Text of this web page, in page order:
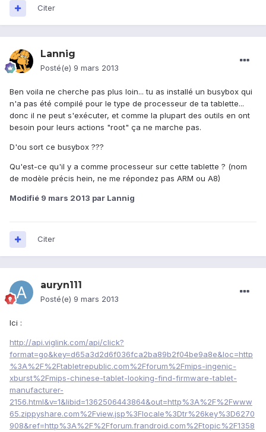
Citer
Lannig
Posté(e) 9 mars 2013
Ben voila ne cherche pas plus loin... tu as installé un busybox qui
n'a pas été compilé pour le type de processeur de ta tablette...
donc il ne peut s'exécuter, et comme la plupart des outils en ont
besoin pour leurs actions "root" ça ne marche pas.
D'ou sort ce busybox ???
Qu'est-ce qu'il y a comme processeur sur cette tablette ? (nom
de modèle précis hein, ne me répondez pas ARM ou A8)
Modifié 9 mars 2013 par Lannig
Citer
auryn111
Posté(e) 9 mars 2013
Ici :
http://api.viglink.com/api/click?
format=go&key=d65a3d2d6f036fca2ba89b2f04be9a8e&loc=http
%3A%2F%2Ftabletrepublic.com%2Fforum%2Fmips-ingenic-
xburst%2Fmips-chinese-tablet-looking-find-firmware-tablet-
manufacturer-
2156.html&v=1&libid=1362506443864&out=http%3A%2F%2Fwww
65.zippyshare.com%2Fview.jsp%3Flocale%3Dtr%26key%3D6270
908&ref=http%3A%2F%2Fforum.frandroid.com%2Ftopic%2F1358